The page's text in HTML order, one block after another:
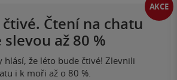
Čtení na chatu
až 80 %
hlásí, že léto bude čtivé! Zlevnili
i k moři až o 80 %.
AKCE